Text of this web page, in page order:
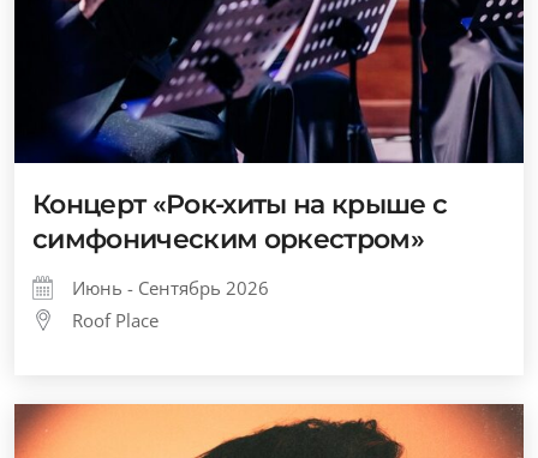
Концерт «Рок-хиты на крыше с
симфоническим оркестром»
Июнь - Сентябрь 2026
Roof Place